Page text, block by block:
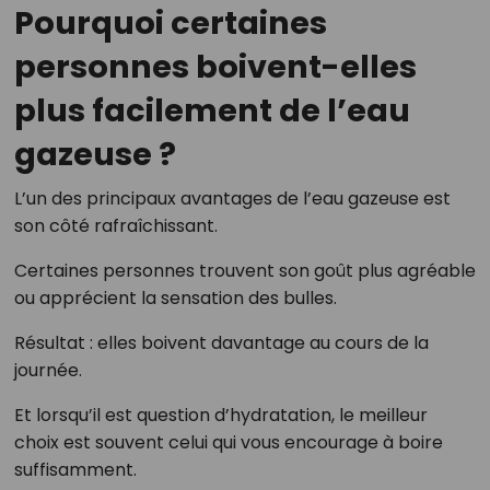
Pourquoi certaines
personnes boivent-elles
plus facilement de l’eau
gazeuse ?
L’un des principaux avantages de l’eau gazeuse est
son côté rafraîchissant.
Certaines personnes trouvent son goût plus agréable
ou apprécient la sensation des bulles.
Résultat : elles boivent davantage au cours de la
journée.
Et lorsqu’il est question d’hydratation, le meilleur
choix est souvent celui qui vous encourage à boire
suffisamment.